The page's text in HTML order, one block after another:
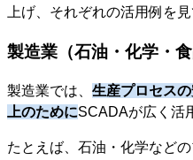
上げ、それぞれの活用例を
製造業（石油・化学・食
製造業では、 生産プロセス
上のためにSCADAが広く活
たとえば、石油・化学など